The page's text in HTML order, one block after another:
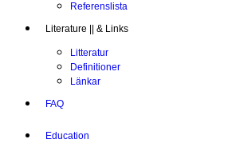
Referenslista
Literature || & Links
Litteratur
Definitioner
Länkar
FAQ
Education